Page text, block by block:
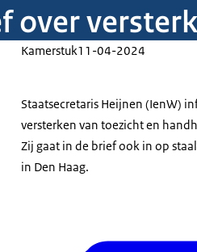
over
Kamerstuk11-04-2024
Staatsecretaris Heijnen (IenW)
versterken van toezicht en
Zij gaat in de brief ook in op
in Den Haag.